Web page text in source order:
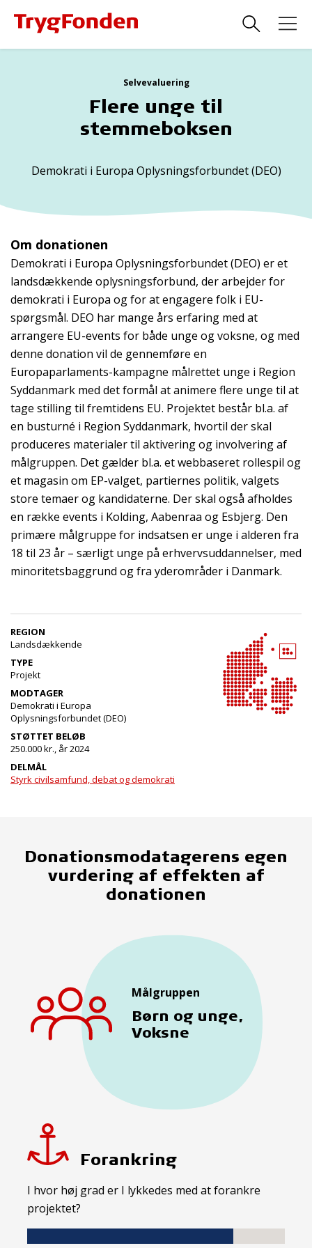
Selvevaluering
Flere unge til
stemmeboksen
Demokrati i Europa Oplysningsforbundet (DEO)
Om donationen
Demokrati i Europa Oplysningsforbundet (DEO) er et
landsdækkende oplysningsforbund, der arbejder for
demokrati i Europa og for at engagere folk i EU-
spørgsmål. DEO har mange års erfaring med at
arrangere EU-events for både unge og voksne, og med
denne donation vil de gennemføre en
Europaparlaments-kampagne målrettet unge i Region
Syddanmark med det formål at animere flere unge til at
tage stilling til fremtidens EU. Projektet består bl.a. af
en busturné i Region Syddanmark, hvortil der skal
produceres materialer til aktivering og involvering af
målgruppen. Det gælder bl.a. et webbaseret rollespil og
et magasin om EP-valget, partiernes politik, valgets
store temaer og kandidaterne. Der skal også afholdes
en række events i Kolding, Aabenraa og Esbjerg. Den
primære målgruppe for indsatsen er unge i alderen fra
18 til 23 år – særligt unge på erhvervsuddannelser, med
minoritetsbaggrund og fra yderområder i Danmark.
REGION
Landsdækkende
TYPE
Projekt
MODTAGER
Demokrati i Europa
Oplysningsforbundet (DEO)
STØTTET BELØB
250.000 kr., år 2024
DELMÅL
Styrk civilsamfund, debat og demokrati
Donationsmodatagerens egen
vurdering af effekten af
donationen
Målgruppen
Børn og unge,
Voksne
Forankring
I hvor høj grad er I lykkedes med at forankre
projektet?